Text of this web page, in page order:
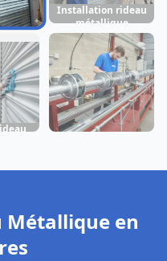
Installation rideau
métallique
Bruguières
Métallique en